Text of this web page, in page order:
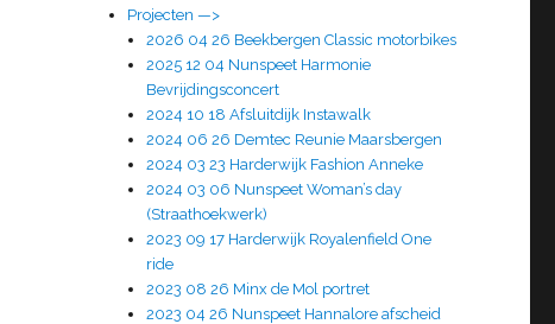
Projecten —>
2026 04 26 Beekbergen Classic motorbikes
2025 12 04 Nunspeet Harmonie
Bevrijdingsconcert
2024 10 18 Afsluitdijk Instawalk
2024 06 26 Demtec Reunie Maarsbergen
2024 03 23 Harderwijk Fashion Anneke
2024 03 06 Nunspeet Woman’s day
(Straathoekwerk)
2023 09 17 Harderwijk Royalenfield One
ride
2023 08 26 Minx de Mol portret
2023 04 26 Nunspeet Hannalore afscheid